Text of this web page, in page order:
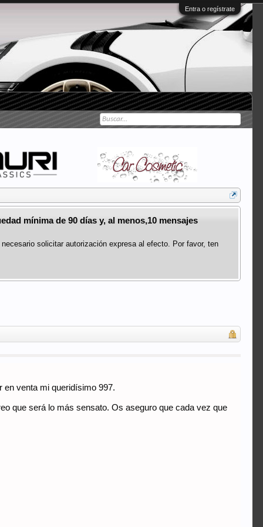
Entra o regístrate
mínima de 90 días y, al menos,10 mensajes
solicitar autorización expresa al efecto. Por favor, ten
en venta mi queridísimo 997.
que será lo más sensato. Os aseguro que cada vez que